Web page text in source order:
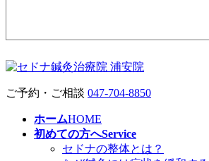
ご予約・ご相談 047-704-8850
ホームHOME
初めての方へService
セドナの整体とは？